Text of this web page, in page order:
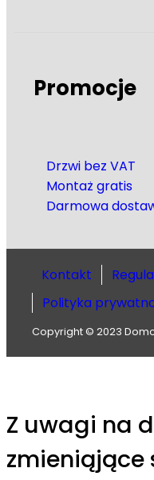
Promocje
Drzwi bez VAT
Montaż gratis
Darmowa
Kontakt
Polityka
Copyright © 2023
Z uwagi na
zmieniąjące